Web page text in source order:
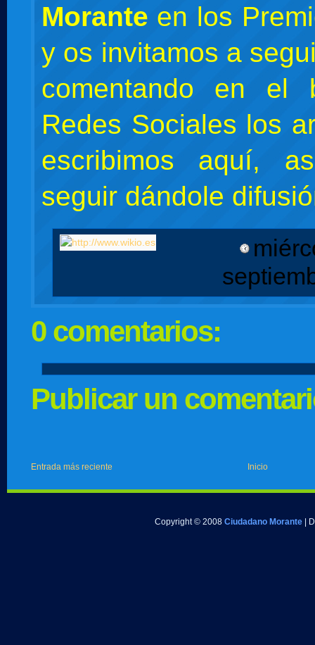
Morante en los
y os invitamos a
comentando en el
Redes Sociales los
escribimos aquí,
seguir dándole
0 comentarios:
Publicar un
Entrada más reciente Inicio
Copyright © 2008 Ciudadano Morante |